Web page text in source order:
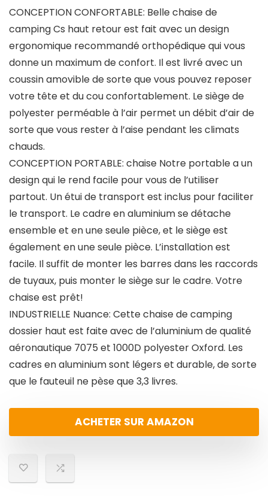
CONCEPTION CONFORTABLE: Belle chaise de
camping Cs haut retour est fait avec un design
ergonomique recommandé orthopédique qui vous
donne un maximum de confort. Il est livré avec un
coussin amovible de sorte que vous pouvez reposer
votre tête et du cou confortablement. Le siège de
polyester perméable à l’air permet un débit d’air de
sorte que vous rester à l’aise pendant les climats
chauds.
CONCEPTION PORTABLE: chaise Notre portable a un
design qui le rend facile pour vous de l’utiliser
partout. Un étui de transport est inclus pour faciliter
le transport. Le cadre en aluminium se détache
ensemble et en une seule pièce, et le siège est
également en une seule pièce. L’installation est
facile. Il suffit de monter les barres dans les raccords
de tuyaux, puis monter le siège sur le cadre. Votre
chaise est prêt!
INDUSTRIELLE Nuance: Cette chaise de camping
dossier haut est faite avec de l’aluminium de qualité
aéronautique 7075 et 1000D polyester Oxford. Les
cadres en aluminium sont légers et durable, de sorte
que le fauteuil ne pèse que 3,3 livres.
ACHETER SUR AMAZON